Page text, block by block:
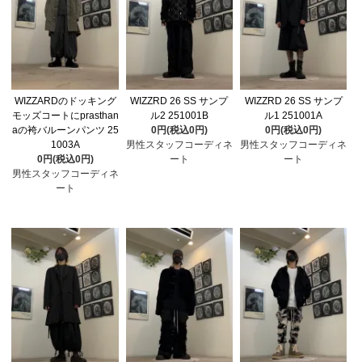
WIZZARDのドッキング
モッズコートにprasthan
aの袴バルーンパンツ 25
1003A
0円(税込0円)
男性スタッフコーディネ
ート
WIZZRD 26 SS サンプ
ル2 251001B
0円(税込0円)
男性スタッフコーディネ
ート
WIZZRD 26 SS サンプ
ル1 251001A
0円(税込0円)
男性スタッフコーディネ
ート